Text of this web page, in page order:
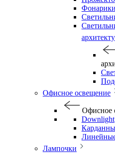
Фонарики
Офисное освещение
Офисное
Downlight
Лампочки